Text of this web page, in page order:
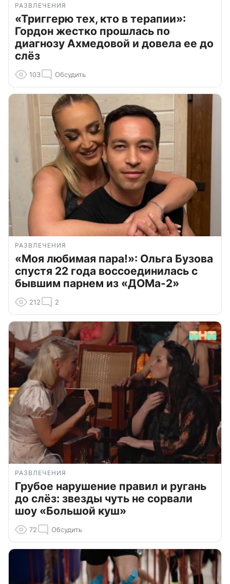
РАЗВЛЕЧЕНИЯ
«Триггерю тех, кто в терапии»:
Гордон жестко прошлась по
диагнозу Ахмедовой и довела ее до
слёз
103 Обсудить
РАЗВЛЕЧЕНИЯ
«Моя любимая пара!»: Ольга Бузова
спустя 22 года воссоединилась с
бывшим парнем из «ДОМа-2»
212 2
РАЗВЛЕЧЕНИЯ
Грубое нарушение правил и ругань
до слёз: звезды чуть не сорвали
шоу «Большой куш»
72 Обсудить